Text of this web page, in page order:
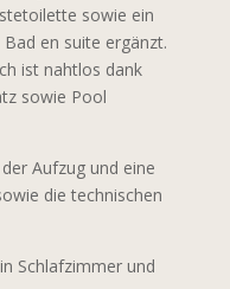
sowie ein
en suite ergänzt.
ist nahtlos dank
sowie Pool
Aufzug und eine
die technischen
Schlafzimmer und